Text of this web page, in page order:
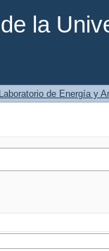
la
Laboratorio de Energía y